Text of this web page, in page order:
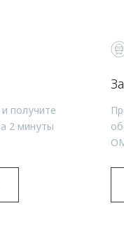
получите
2 минуты